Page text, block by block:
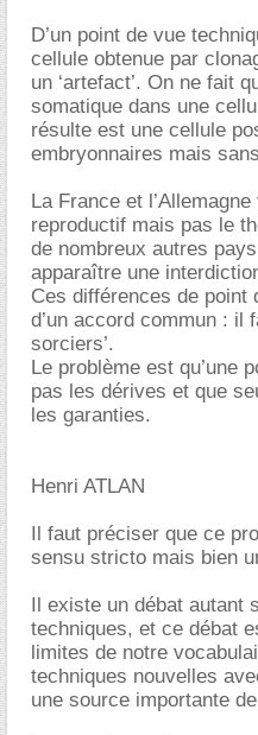
D’un point de vue
cellule obtenue par
un ‘artefact’. On ne fait
somatique dans une
résulte est une cellule
embryonnaires mais
La France et
reproductif mais pas le
de nombreux autres
apparaître une
Ces différences de point
d’un accord commun : il
sorciers’.
Le problème est qu’une
pas les dérives et que
les garanties.
Henri ATLAN
Il faut préciser que ce
sensu stricto mais bien
Il existe un débat autant
techniques, et ce débat
limites de notre
techniques nouvelles
une source importante